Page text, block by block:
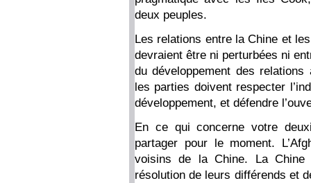
deux peuples.
Les relations entre la Chine et
devraient être ni perturbées ni
du développement des
les parties doivent respecter
développement, et défendre
En ce qui concerne votre
partager pour le moment.
voisins de la Chine. La
résolution de leurs différends et